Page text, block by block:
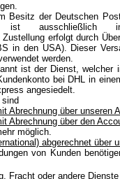
Besitz der Deutschen
ist ausschließlich
Zustellung erfolgt durch
in den USA). Dieser
werden.
ist der Dienst, welcher
bei DHL in
angesiedelt.
Abrechnung über unseren
Abrechnung über den
möglich.
abgerechnet über
von Kunden
Fracht oder andere